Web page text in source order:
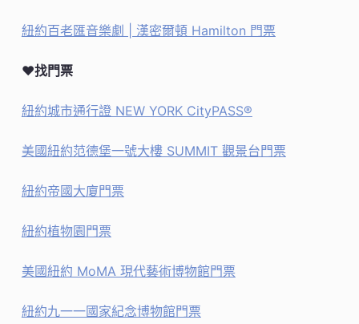
紐約百老匯音樂劇 | 漢密爾頓 Hamilton 門票
♥找門票
紐約城市通行證 NEW YORK CityPASS®
美國紐約范德堡一號大樓 SUMMIT 觀景台門票
紐約帝國大廈門票
紐約植物園門票
美國紐約 MoMA 現代藝術博物館門票
紐約九一一國家紀念博物館門票